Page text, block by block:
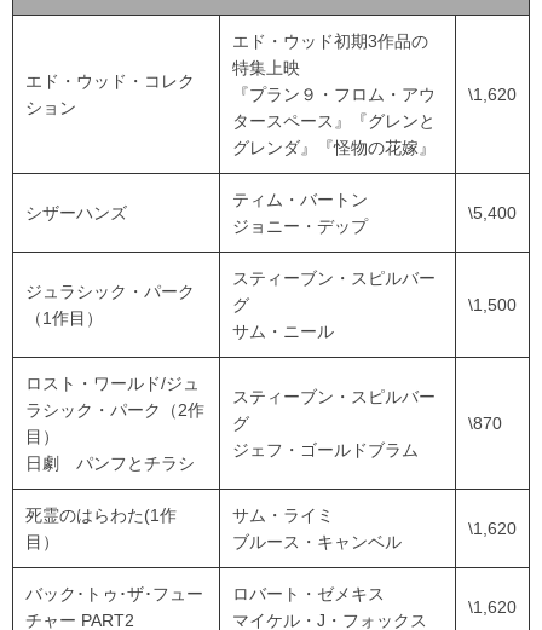
エド・ウッド・コレク
ション
エド・ウッド初期3作品の
特集上映
『プラン９・フロム・アウ
タースペース』『グレンと
グレンダ』『怪物の花嫁』
\1,620
シザーハンズ
ティム・バートン
ジョニー・デップ
\5,400
ジュラシック・パーク
（1作目）
スティーブン・スピルバー
グ
サム・ニール
\1,500
ロスト・ワールド/ジュ
ラシック・パーク（2作
目）
日劇 パンフとチラシ
スティーブン・スピルバー
グ
ジェフ・ゴールドブラム
\870
死霊のはらわた(1作
目）
サム・ライミ
ブルース・キャンベル
\1,620
バック･トゥ･ザ･フュー
チャー PART2
ロバート・ゼメキス
マイケル・J・フォックス
\1,620